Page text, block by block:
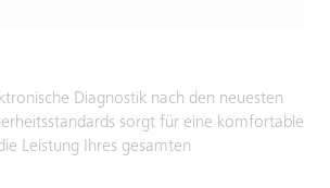
Diagnostik nach den neuesten
sorgt für eine komfortable
Leistung Ihres gesamten